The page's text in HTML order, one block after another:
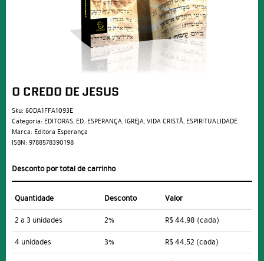
O CREDO DE JESUS
Sku: 60DA1FFA1093E
Categoria: EDITORAS, ED. ESPERANÇA, IGREJA,VIDA CRISTÃ, ESPIRITUALIDADE
Marca: Editora Esperança
ISBN: 9788578390198
Desconto por total de carrinho
Quantidade Desconto
Valor
2 a 3 unidades
2% R$ 44,98 (cada)
4 unidades
3% R$ 44,52 (cada)